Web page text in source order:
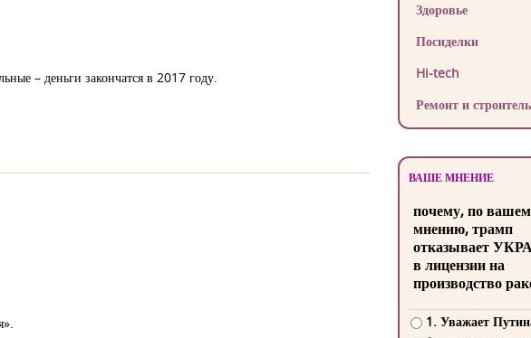
– деньги закончатся в 2017 году.
Здоровье
Посиделки
Hi-tech
Ремонт и
ВАШЕ МНЕНИЕ
почему, по
мнению, трамп
отказывает
в лицензии на
производство
1. Уважает